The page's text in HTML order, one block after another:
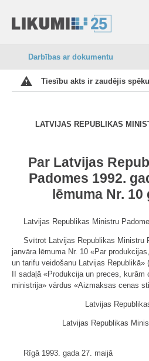
Darbības ar dokumentu
Tiesību akts ir zaudējis
LATVIJAS REPUBLIKAS
Par Latvijas
Padomes 1992.
lēmuma Nr.
Latvijas Republikas Ministru Padome
Svītrot Latvijas Republikas Ministru
janvāra lēmuma Nr. 10 «Par
un tarifu veidošanu Latvijas Republikā»
II sadaļā «Produkcija un preces,
ministrija» vārdus «Aizmaksas cenas
Latvijas
Latvijas Republikas
Rīgā 1993. gada 27. maijā